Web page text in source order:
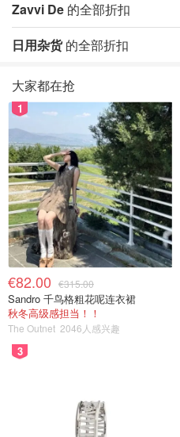
Zavvi De 的全部折扣
日用杂货的全部折扣
大家都在抢
1
€82.00 €315.00
Sandro 千鸟格粗花呢连衣裙
秋冬高级感担当！！
The Outnet 2046人感兴趣
3